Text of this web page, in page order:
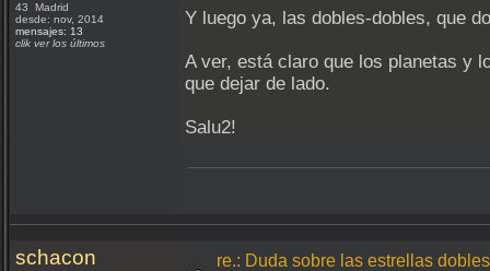
43 Madrid
desde: nov, 2014
mensajes: 13
clik ver los últimos
Y luego ya, las dobles-dobles, que
A ver, está claro que los planetas y
que dejar de lado.
Salu2!
schacon re.: Duda sobre las estrellas dobles